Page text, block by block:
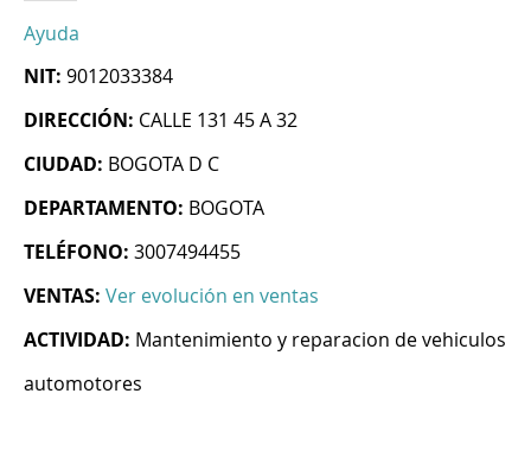
Ayuda
NIT: 9012033384
DIRECCIÓN: CALLE 131 45 A 32
CIUDAD: BOGOTA D C
DEPARTAMENTO: BOGOTA
TELÉFONO: 3007494455
VENTAS: Ver evolución en ventas
ACTIVIDAD: Mantenimiento y reparacion de vehiculos
automotores